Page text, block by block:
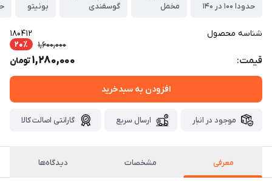
حدودا ۱۰۰ در ۱۴۰
مخمل
گوسفندی
بونیتو
شناسه محصول 180412
قیمت:
1,600,000 20٪
1,280,000تومان
افزودن به سبدخرید
موجود در انبار ارسال سریع گارانتی اصالت کالا
معرفی مشخصات دیدگاه‌ها